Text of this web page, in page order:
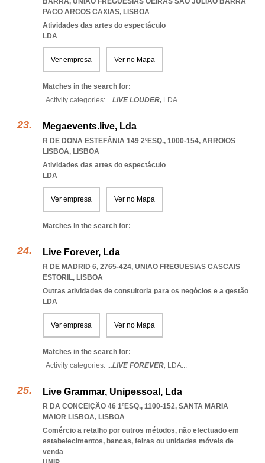
PACO ARCOS CAXIAS, LISBOA
Atividades das artes do espectáculo
LDA
Ver empresa Ver no Mapa
Matches in the search for:
Activity categories: ...LIVE LOUDER, LDA...
Megaevents.live, Lda
R DE DONA ESTEFÂNIA 149 2ºESQ., 1000-154, ARROIOS
LISBOA, LISBOA
Atividades das artes do espectáculo
LDA
Ver empresa Ver no Mapa
Matches in the search for:
Live Forever, Lda
R DE MADRID 6, 2765-424, UNIAO FREGUESIAS CASCAIS
ESTORIL, LISBOA
Outras atividades de consultoria para os negócios e a gestão
LDA
Ver empresa Ver no Mapa
Matches in the search for:
Activity categories: ...LIVE FOREVER, LDA...
Live Grammar, Unipessoal, Lda
R DA CONCEIÇÃO 46 1ºESQ., 1100-152, SANTA MARIA
MAIOR LISBOA, LISBOA
Comércio a retalho por outros métodos, não efectuado em
estabelecimentos, bancas, feiras ou unidades móveis de
venda